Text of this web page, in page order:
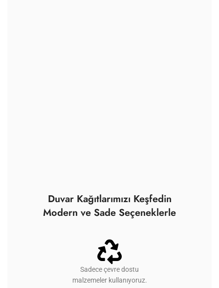
Duvar Kağıtlarımızı Keşfedin
Modern ve Sade Seçeneklerle
Sadece çevre dostu
malzemeler kullanıyoruz.